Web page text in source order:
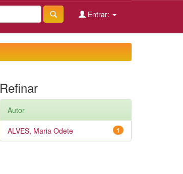
Entrar:
Refinar
Autor
1
ALVES, Maria Odete